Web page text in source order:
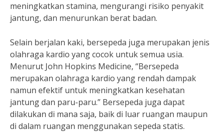
meningkatkan stamina, mengurangi risiko penyakit
jantung, dan menurunkan berat badan.
Selain berjalan kaki, bersepeda juga merupakan jenis
olahraga kardio yang cocok untuk semua usia.
Menurut John Hopkins Medicine, “Bersepeda
merupakan olahraga kardio yang rendah dampak
namun efektif untuk meningkatkan kesehatan
jantung dan paru-paru.” Bersepeda juga dapat
dilakukan di mana saja, baik di luar ruangan maupun
di dalam ruangan menggunakan sepeda statis.